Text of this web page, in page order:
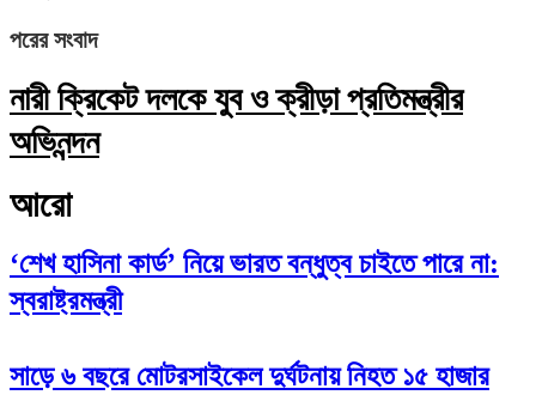
পরের সংবাদ
নারী ক্রিকেট দলকে যুব ও ক্রীড়া প্রতিমন্ত্রীর
অভিনন্দন
আরো
‘শেখ হাসিনা কার্ড’ নিয়ে ভারত বন্ধুত্ব চাইতে পারে না:
স্বরাষ্ট্রমন্ত্রী
সাড়ে ৬ বছরে মোটরসাইকেল দুর্ঘটনায় নিহত ১৫ হাজার